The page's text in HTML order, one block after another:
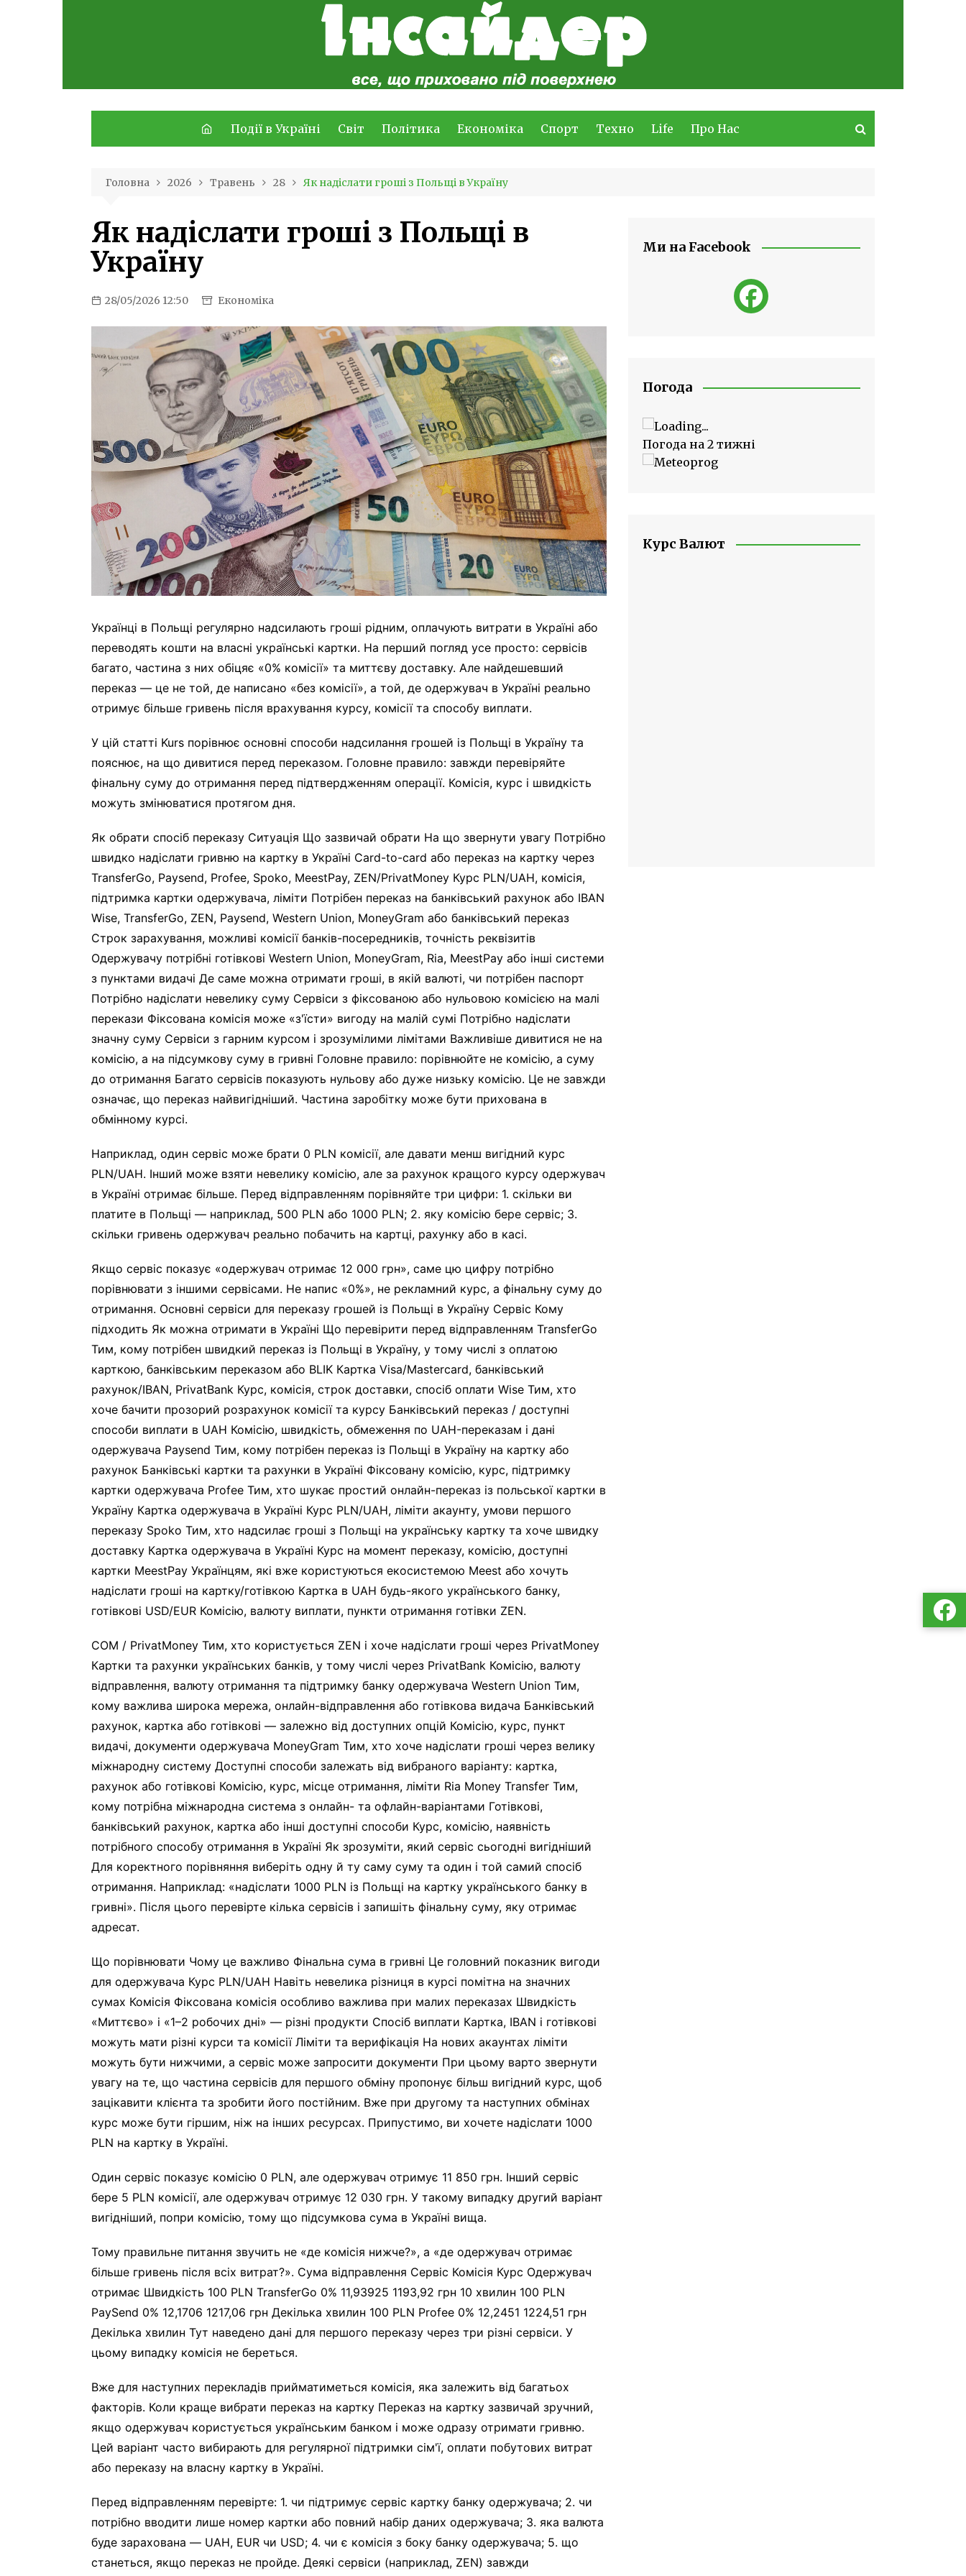
Події в Україні Світ Політика Економіка Спорт Техно Life Про Нас
Головна 2026 Травень 28 Як надіслати гроші з Польщі в Україну
Як надіслати гроші з Польщі в
Україну
28/05/2026 12:50 Економіка
Українці в Польщі регулярно надсилають гроші рідним, оплачують витрати в Україні або
переводять кошти на власні українські картки. На перший погляд усе просто: сервісів
багато, частина з них обіцяє «0% комісії» та миттєву доставку. Але найдешевший
переказ — це не той, де написано «без комісії», а той, де одержувач в Україні реально
отримує більше гривень після врахування курсу, комісії та способу виплати.
У цій статті Kurs порівнює основні способи надсилання грошей із Польщі в Україну та
пояснює, на що дивитися перед переказом. Головне правило: завжди перевіряйте
фінальну суму до отримання перед підтвердженням операції. Комісія, курс і швидкість
можуть змінюватися протягом дня.
Як обрати спосіб переказу Ситуація Що зазвичай обрати На що звернути увагу Потрібно
швидко надіслати гривню на картку в Україні Card-to-card або переказ на картку через
TransferGo, Paysend, Profee, Spoko, MeestPay, ZEN/PrivatMoney Курс PLN/UAH, комісія,
підтримка картки одержувача, ліміти Потрібен переказ на банківський рахунок або IBAN
Wise, TransferGo, ZEN, Paysend, Western Union, MoneyGram або банківський переказ
Строк зарахування, можливі комісії банків-посередників, точність реквізитів
Одержувачу потрібні готівкові Western Union, MoneyGram, Ria, MeestPay або інші системи
з пунктами видачі Де саме можна отримати гроші, в якій валюті, чи потрібен паспорт
Потрібно надіслати невелику суму Сервіси з фіксованою або нульовою комісією на малі
перекази Фіксована комісія може «з'їсти» вигоду на малій сумі Потрібно надіслати
значну суму Сервіси з гарним курсом і зрозумілими лімітами Важливіше дивитися не на
комісію, а на підсумкову суму в гривні Головне правило: порівнюйте не комісію, а суму
до отримання Багато сервісів показують нульову або дуже низьку комісію. Це не завжди
означає, що переказ найвигідніший. Частина заробітку може бути прихована в
обмінному курсі.
Наприклад, один сервіс може брати 0 PLN комісії, але давати менш вигідний курс
PLN/UAH. Інший може взяти невелику комісію, але за рахунок кращого курсу одержувач
в Україні отримає більше. Перед відправленням порівняйте три цифри: 1. скільки ви
платите в Польщі — наприклад, 500 PLN або 1000 PLN; 2. яку комісію бере сервіс; 3.
скільки гривень одержувач реально побачить на картці, рахунку або в касі.
Якщо сервіс показує «одержувач отримає 12 000 грн», саме цю цифру потрібно
порівнювати з іншими сервісами. Не напис «0%», не рекламний курс, а фінальну суму до
отримання. Основні сервіси для переказу грошей із Польщі в Україну Сервіс Кому
підходить Як можна отримати в Україні Що перевірити перед відправленням TransferGo
Тим, кому потрібен швидкий переказ із Польщі в Україну, у тому числі з оплатою
карткою, банківським переказом або BLIK Картка Visa/Mastercard, банківський
рахунок/IBAN, PrivatBank Курс, комісія, строк доставки, спосіб оплати Wise Тим, хто
хоче бачити прозорий розрахунок комісії та курсу Банківський переказ / доступні
способи виплати в UAH Комісію, швидкість, обмеження по UAH-переказам і дані
одержувача Paysend Тим, кому потрібен переказ із Польщі в Україну на картку або
рахунок Банківські картки та рахунки в Україні Фіксовану комісію, курс, підтримку
картки одержувача Profee Тим, хто шукає простий онлайн-переказ із польської картки в
Україну Картка одержувача в Україні Курс PLN/UAH, ліміти акаунту, умови першого
переказу Spoko Тим, хто надсилає гроші з Польщі на українську картку та хоче швидку
доставку Картка одержувача в Україні Курс на момент переказу, комісію, доступні
картки MeestPay Українцям, які вже користуються екосистемою Meest або хочуть
надіслати гроші на картку/готівкою Картка в UAH будь-якого українського банку,
готівкові USD/EUR Комісію, валюту виплати, пункти отримання готівки ZEN.
COM / PrivatMoney Тим, хто користується ZEN і хоче надіслати гроші через PrivatMoney
Картки та рахунки українських банків, у тому числі через PrivatBank Комісію, валюту
відправлення, валюту отримання та підтримку банку одержувача Western Union Тим,
кому важлива широка мережа, онлайн-відправлення або готівкова видача Банківський
рахунок, картка або готівкові — залежно від доступних опцій Комісію, курс, пункт
видачі, документи одержувача MoneyGram Тим, хто хоче надіслати гроші через велику
міжнародну систему Доступні способи залежать від вибраного варіанту: картка,
рахунок або готівкові Комісію, курс, місце отримання, ліміти Ria Money Transfer Тим,
кому потрібна міжнародна система з онлайн- та офлайн-варіантами Готівкові,
банківський рахунок, картка або інші доступні способи Курс, комісію, наявність
потрібного способу отримання в Україні Як зрозуміти, який сервіс сьогодні вигідніший
Для коректного порівняння виберіть одну й ту саму суму та один і той самий спосіб
отримання. Наприклад: «надіслати 1000 PLN із Польщі на картку українського банку в
гривні». Після цього перевірте кілька сервісів і запишіть фінальну суму, яку отримає
адресат.
Що порівнювати Чому це важливо Фінальна сума в гривні Це головний показник вигоди
для одержувача Курс PLN/UAH Навіть невелика різниця в курсі помітна на значних
сумах Комісія Фіксована комісія особливо важлива при малих переказах Швидкість
«Миттєво» і «1–2 робочих дні» — різні продукти Спосіб виплати Картка, IBAN і готівкові
можуть мати різні курси та комісії Ліміти та верифікація На нових акаунтах ліміти
можуть бути нижчими, а сервіс може запросити документи При цьому варто звернути
увагу на те, що частина сервісів для першого обміну пропонує більш вигідний курс, щоб
зацікавити клієнта та зробити його постійним. Вже при другому та наступних обмінах
курс може бути гіршим, ніж на інших ресурсах. Припустимо, ви хочете надіслати 1000
PLN на картку в Україні.
Один сервіс показує комісію 0 PLN, але одержувач отримує 11 850 грн. Інший сервіс
бере 5 PLN комісії, але одержувач отримує 12 030 грн. У такому випадку другий варіант
вигідніший, попри комісію, тому що підсумкова сума в Україні вища.
Тому правильне питання звучить не «де комісія нижче?», а «де одержувач отримає
більше гривень після всіх витрат?». Сума відправлення Сервіс Комісія Курс Одержувач
отримає Швидкість 100 PLN TransferGo 0% 11,93925 1193,92 грн 10 хвилин 100 PLN
PaySend 0% 12,1706 1217,06 грн Декілька хвилин 100 PLN Profee 0% 12,2451 1224,51 грн
Декілька хвилин Тут наведено дані для першого переказу через три різні сервіси. У
цьому випадку комісія не береться.
Вже для наступних перекладів прийматиметься комісія, яка залежить від багатьох
факторів. Коли краще вибрати переказ на картку Переказ на картку зазвичай зручний,
якщо одержувач користується українським банком і може одразу отримати гривню.
Цей варіант часто вибирають для регулярної підтримки сім'ї, оплати побутових витрат
або переказу на власну картку в Україні.
Перед відправленням перевірте: 1. чи підтримує сервіс картку банку одержувача; 2. чи
потрібно вводити лише номер картки або повний набір даних одержувача; 3. яка валюта
буде зарахована — UAH, EUR чи USD; 4. чи є комісія з боку банку одержувача; 5. що
станеться, якщо переказ не пройде. Деякі сервіси (наприклад, ZEN) завжди
Ми на Facebook
Погода
Погода на 2 тижні
Курс Валют